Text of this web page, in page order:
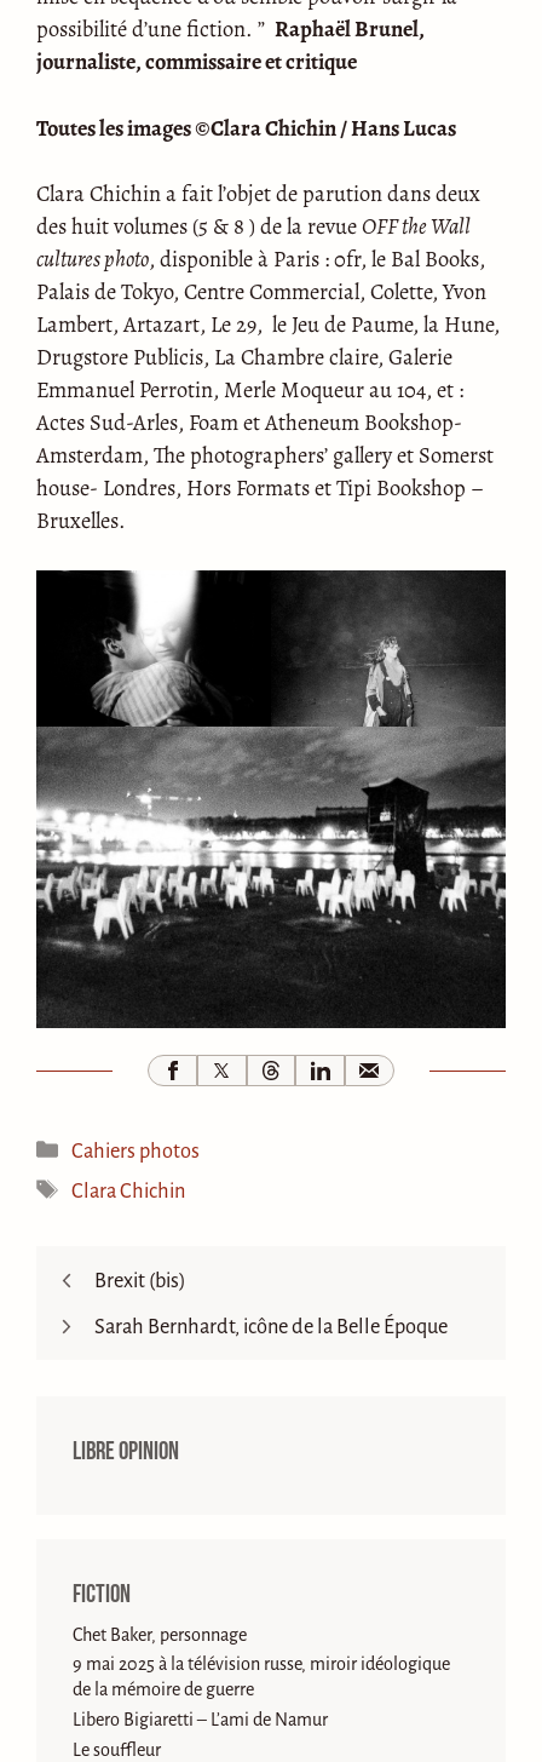
possibilité d’une fiction. ” Raphaël Brunel,
journaliste, commissaire et critique
Toutes les images ©Clara Chichin / Hans Lucas
Clara Chichin a fait l’objet de parution dans deux
des huit volumes (5 & 8 ) de la revueOFF the Wall
cultures photo, disponible à Paris : 0fr, le Bal Books,
Palais de Tokyo, Centre Commercial, Colette, Yvon
Lambert, Artazart, Le 29, le Jeu de Paume, la Hune,
Drugstore Publicis, La Chambre claire, Galerie
Emmanuel Perrotin, Merle Moqueur au 104, et :
Actes Sud-Arles, Foam et Atheneum Bookshop-
Amsterdam, The photographers’ gallery et Somerst
house- Londres, Hors Formats et Tipi Bookshop –
Bruxelles.
Catégories
Cahiers photos
Étiquettes
Clara Chichin
Brexit (bis)
Sarah Bernhardt, icône de la Belle Époque
Libre opinion
Fiction
Chet Baker, personnage
9 mai 2025 à la télévision russe, miroir idéologique
de la mémoire de guerre
Libero Bigiaretti – L’ami de Namur
Le souffleur